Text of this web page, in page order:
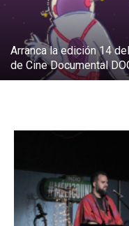
Arranca la edición 14
de Cine Documental